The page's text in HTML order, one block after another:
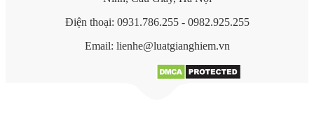
Điện thoại: 0931.786.255 - 0982.925.255
Email: lienhe@luatgianghiem.vn